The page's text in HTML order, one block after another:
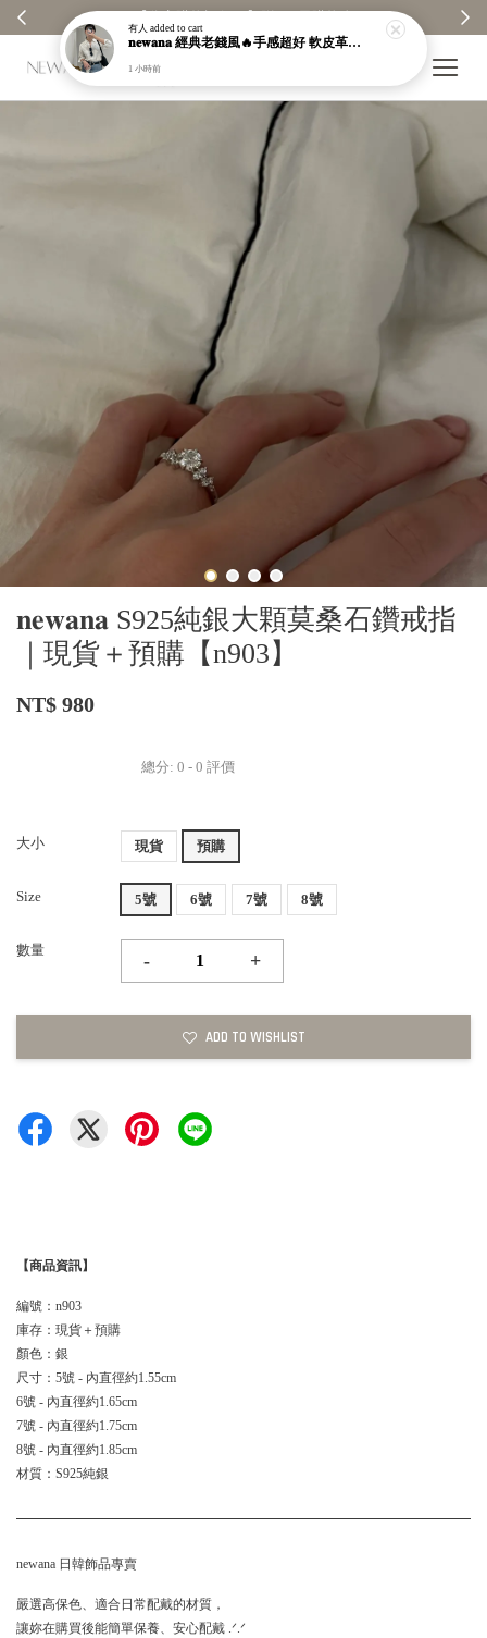
𝐧𝐞𝐰𝐚𝐧𝐚 S925純銀大顆莫桑石鑽戒指
｜現貨＋預購【n903】
NT$ 980
總分: 0 - 0 評價
大小 現貨 預購
Size 5號 6號 7號 8號
數量
- +
ADD TO WISHLIST
【商品資訊】
編號：n903
庫存：現貨＋預購
顏色：銀
尺寸：5號 - 內直徑約1.55cm
6號 - 內直徑約1.65cm
7號 - 內直徑約1.75cm
8號 - 內直徑約1.85cm
材質：S925純銀
newana 日韓飾品專賣
嚴選高保色、適合日常配戴的材質，
讓妳在購買後能簡單保養、安心配戴 .ᐟ.ᐟ
有人 added to cart
𝐧𝐞𝐰𝐚𝐧𝐚 經典老錢風🔥手感超好 軟皮革 二層牛皮 真皮編織包｜多色｜肩背包｜現貨＋預購【nk59】
1 小時前